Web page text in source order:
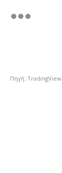
Πηγή: TradingView